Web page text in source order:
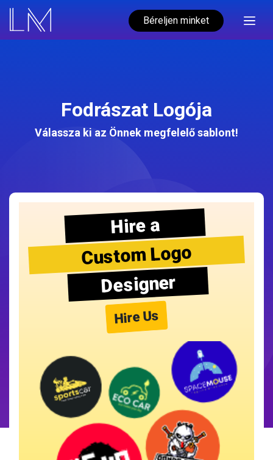
Béreljen minket
Fodrászat Logója
Válassza ki az Önnek megfelelő sablont!
Hire a
Custom Logo
Designer
Hire Us